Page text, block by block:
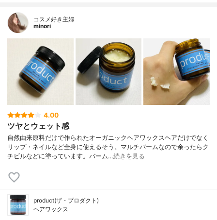
コスメ好き主婦
minori
4.00
ツヤとウェット感
自然由来原料だけで作られたオーガニックヘアワックスヘアだけでなく
リップ・ネイルなど全身に使えるそう。マルチバームなので余ったらク
チビルなどに塗っています。バーム…続きを見る
product(ザ・プロダクト)
ヘアワックス